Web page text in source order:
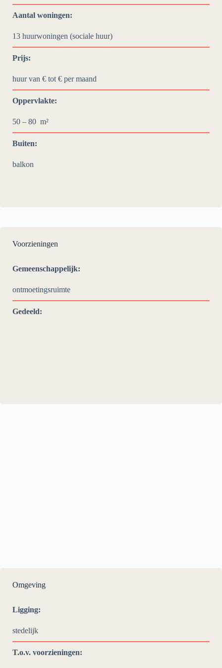
Aantal woningen:
13 huurwoningen (sociale huur)
Prijs:
huur van € tot € per maand
Oppervlakte:
50 – 80 m²
Buiten:
balkon
Voorzieningen
Gemeenschappelijk:
ontmoetingsruimte
Gedeeld:
Omgeving
Ligging:
stedelijk
T.o.v. voorzieningen: